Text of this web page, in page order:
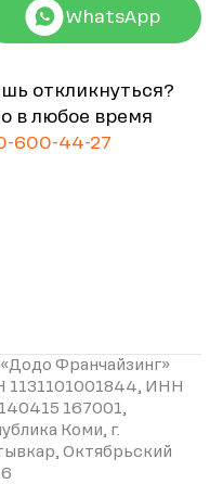
WhatsApp
откликнуться?
в любое время
600-44-27
Франчайзинг»
1131101001844, ИНН
167001,
Коми, г.
Октябрьский